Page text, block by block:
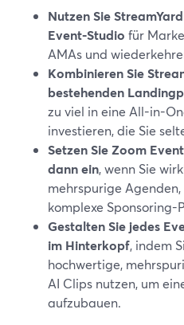
Nutzen Sie
Event-Studio für
AMAs und
Kombinieren Sie
bestehenden
zu viel in eine All-in-
investieren, die Sie
Setzen Sie Zoom
dann ein, wenn Sie
mehrspurige
komplexe Sponsoring-
Gestalten Sie jedes
im Hinterkopf, indem
hochwertige,
AI Clips nutzen, um
aufzubauen.